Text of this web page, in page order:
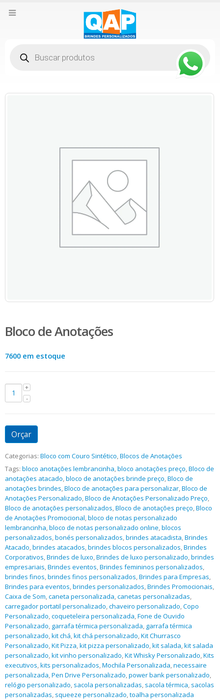
produtos
Bloco de Anotações
7600 em estoque
Orçar
Categorias: Bloco com Couro Sintético,Blocos de Anotações
Tags: bloco anotações lembrancinha,bloco anotações preço,Bloco de
anotações atacado,bloco de anotações brinde preço,Bloco de
anotações brindes,Bloco de anotações para personalizar,Bloco de
Anotações Personalizado,Bloco de Anotações Personalizado Preço,
Bloco de anotações personalizados,Bloco de anotações preço,Bloco
de Anotações Promocional,bloco de notas personalizado
lembrancinha,bloco de notas personalizado online,blocos
personalizados,bonés personalizados,brindes atacadista,Brindes
Atacado,brindes atacados,brindes blocos personalizados,Brindes
Corporativos,Brindes de luxo,Brindes de luxo personalizado,brindes
empresariais,Brindes eventos,Brindes femininos personalizados,
brindes finos,brindes finos personalizados,Brindes para Empresas,
Brindes para eventos,brindes personalizados,Brindes Promocionais,
Caixa de Som,caneta personalizada,canetas personalizadas,
carregador portatil personalizado,chaveiro personalizado,Copo
Personalizado,coqueteleira personalizada,Fone de Ouvido
Personalizado, garrafa térmica personalizada, garrafa térmica
personalizado,kit chá,kit chá personalizado,Kit Churrasco
Personalizado,Kit Pizza,kit pizza personalizado,kit salada,kit salada
personalizado,kit vinho personalizado,Kit Whisky Personalizado,Kits
executivos,kits personalizados,Mochila Personalizada,necessaire
personalizada,Pen Drive Personalizado,power bank personalizado,
relógio personalizado, sacola personalizadas, sacola térmica, sacolas
personalizadas, squeeze personalizado,toalha personalizada